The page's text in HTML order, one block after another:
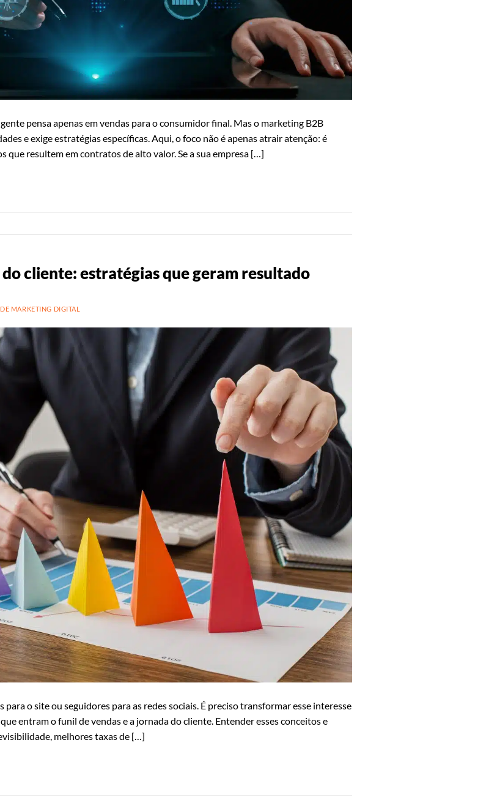
pensa apenas em vendas para o consumidor final. Mas o marketing B2B
e exige estratégias específicas. Aqui, o foco não é apenas atrair atenção: é
resultem em contratos de alto valor. Se a sua empresa […]
cliente: estratégias que geram resultado
MARKETING DIGITAL
o site ou seguidores para as redes sociais. É preciso transformar esse interesse
entram o funil de vendas e a jornada do cliente. Entender esses conceitos e
melhores taxas de […]